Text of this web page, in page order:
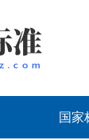
国家